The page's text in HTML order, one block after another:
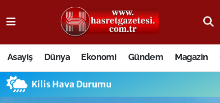
Asayiş Dünya Ekonomi Gündem Magazin
Kilis Hava Durumu
Osmaniye Nöbetçi Eczaneler
Osmaniye Hava Durumu
Osmaniye Trafik Yoğunluk Haritası